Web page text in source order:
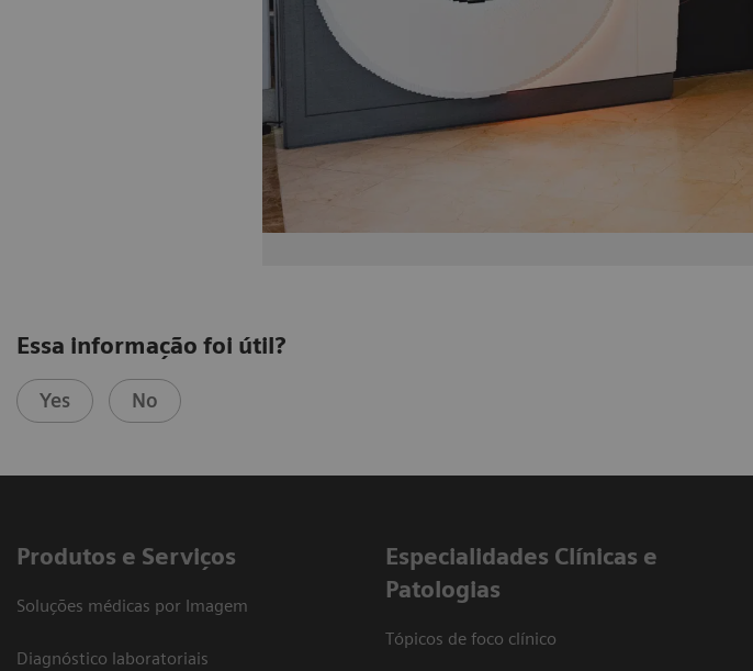
Essa informação foi útil?
Yes No
Produtos e Serviços
Soluções médicas por Imagem
Diagnóstico laboratoriais
​Especialidades Clínicas e
Patologias
Tópicos de foco clínico